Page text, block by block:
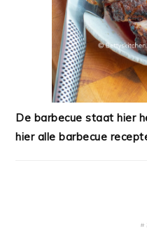
De barbecue staat hier
hier alle barbecue